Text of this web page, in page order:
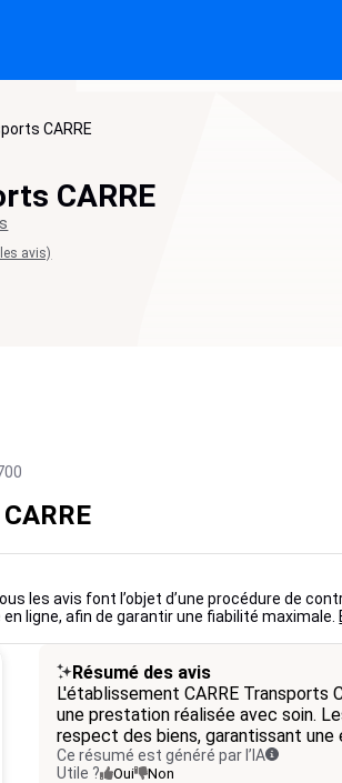
CARRE
CARRE
avis)
les avis font l’objet d’une procédure de
ligne, afin de garantir une fiabilité maximale.
Résumé des avis
L'établissement CARRE Transports
une prestation réalisée avec soin.
respect des biens, garantissant
Ce résumé est généré par l’IA
Utile ?
Oui Non